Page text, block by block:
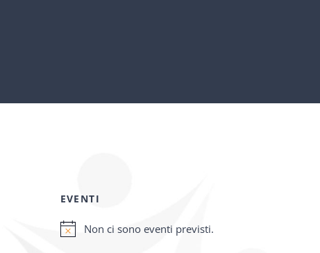
EVENTI
Notice
Non ci sono eventi previsti.